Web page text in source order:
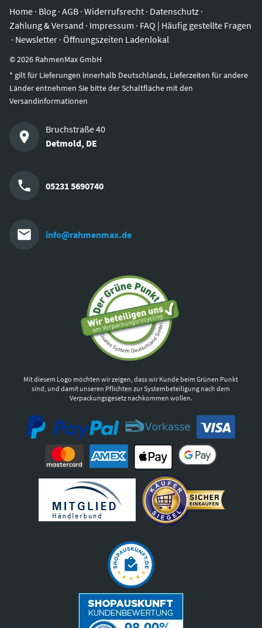
Home · Blog · AGB · Widerrufsrecht · Datenschutz ·
Zahlung & Versand · Impressum · FAQ | Häufig gestellte Fragen
· Newsletter · Öffnungszeiten Ladenlokal
©2026 RahmenMax GmbH
* gilt für Lieferungen innerhalb Deutschlands, Lieferzeiten für andere
Länder entnehmen Sie bitte der Schaltfläche mit den
Versandinformationen
Bruchstraße 40
Detmold, DE
05231 5690740
info@rahmenmax.de
Mit diesem Logo möchten wir zeigen, dass wir Kunde beim Grünen Punkt
sind, und damit unseren Pflichten zur Systembeteiligung nach dem
Verpackungsgesetz nachkommen wollen.